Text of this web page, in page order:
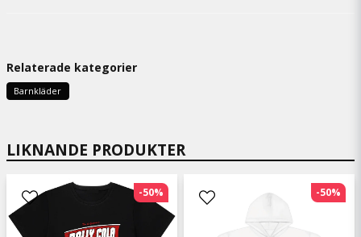
Arild
11 måneder siden
LIKNANDE PRODUKTER
-50% -50%
Relaterade kategorier
Barnkläder